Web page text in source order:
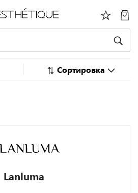
Сортировка
Lanluma